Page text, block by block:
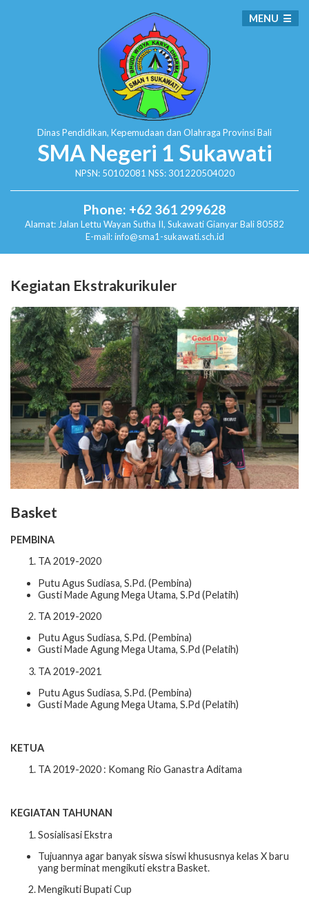
Dinas Pendidikan, Kepemudaan dan Olahraga Provinsi Bali
SMA Negeri 1 Sukawati
NPSN: 50102081 NSS: 301220504020
Phone: +62 361 299628
Alamat: Jalan Lettu Wayan Sutha II, SukawatiGianyar Bali 80582
E-mail: info@sma1-sukawati.sch.id
MENU
Kegiatan Ekstrakurikuler
Basket
PEMBINA
TA 2019-2020
Putu Agus Sudiasa, S.Pd. (Pembina)
Gusti Made Agung Mega Utama, S.Pd (Pelatih)
TA 2019-2020
Putu Agus Sudiasa, S.Pd. (Pembina)
Gusti Made Agung Mega Utama, S.Pd (Pelatih)
TA 2019-2021
Putu Agus Sudiasa, S.Pd. (Pembina)
Gusti Made Agung Mega Utama, S.Pd (Pelatih)
KETUA
TA 2019-2020 : Komang Rio Ganastra Aditama
KEGIATAN TAHUNAN
Sosialisasi Ekstra
Tujuannya agar banyak siswa siswi khususnya kelas X baru
yang berminat mengikuti ekstra Basket.
Mengikuti Bupati Cup